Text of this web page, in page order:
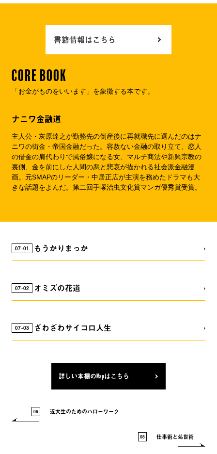
書籍情報はこちら
CORE BOOK
「お金がものをいいます」を象徴する本です。
ナニワ金融道
主人公・灰原達之が勤務先の倒産後に再就職先に選んだのはナ
ニワの街金・帝国金融だった。容赦ない金融の取り立て、恋人
の借金の肩代わりで風俗嬢になる女、マルチ商法や新興宗教の
裏側、金を前にした人間の悪と悲哀が描かれる社会派金融漫
画。元SMAPのリーダー・中居正広が主演を務めたドラマも大
きな話題をよんだ。第二回手塚治虫文化賞マンガ優秀賞受賞。
07 01 もうかりまっか
07 02 オミズの花道
07 03 ざわざわサイコロ人生
詳しい本棚のMapはこちら
06 近大生のためのハローワーク
08 仕事術と処世術